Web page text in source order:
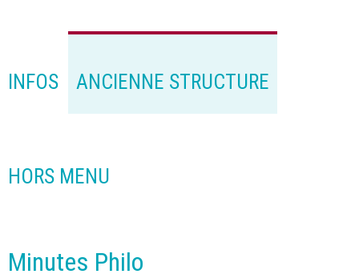
INFOS ANCIENNE STRUCTURE
HORS MENU
Minutes Philo